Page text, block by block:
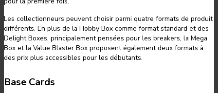
Les collectionneurs peuvent choisir parmi quatre formats de produit
différents. En plus de la Hobby Box comme format standard et des
Delight Boxes, principalement pensées pour les breakers, la Mega
Box et la Value Blaster Box proposent également deux formats à
des prix plus accessibles pour les débutants.
Base Cards